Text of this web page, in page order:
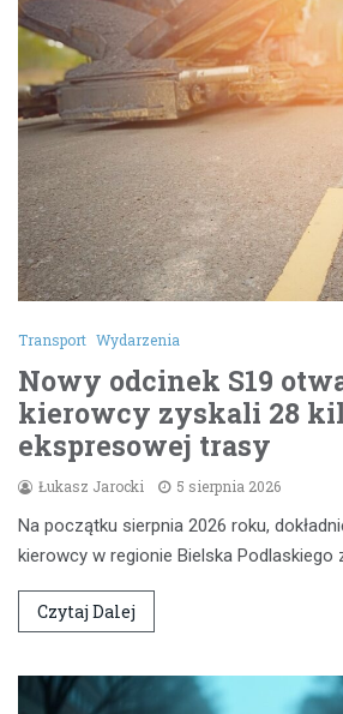
Transport Wydarzenia
Nowy odcinek S19
kierowcy zyskali 28
ekspresowej trasy
Łukasz Jarocki 5 sierpnia 2026
Na początku sierpnia 2026 roku,
kierowcy w regionie Bielska Podlaskiego
Czytaj Dalej